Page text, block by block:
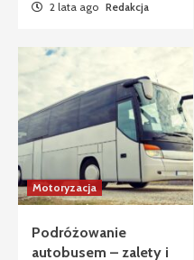
2 lata ago Redakcja
Motoryzacja
Podróżowanie
autobusem – zalety i